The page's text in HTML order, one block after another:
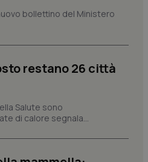
bollettino del Ministero
restano 26 città
Salute sono
di calore segnala...
di base quali la navigazione sulle pagine
senza questi cookie.
cookie viene utilizzato per memorizzare le